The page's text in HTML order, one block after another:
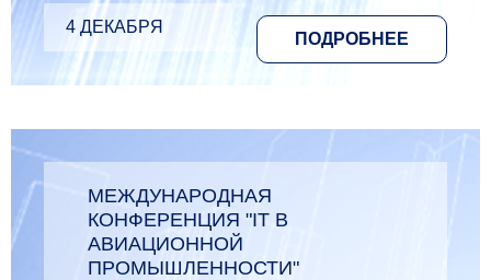
4 ДЕКАБРЯ
ПОДРОБНЕЕ
МЕЖДУНАРОДНАЯ
КОНФЕРЕНЦИЯ "IT В
АВИАЦИОННОЙ
ПРОМЫШЛЕННОСТИ"